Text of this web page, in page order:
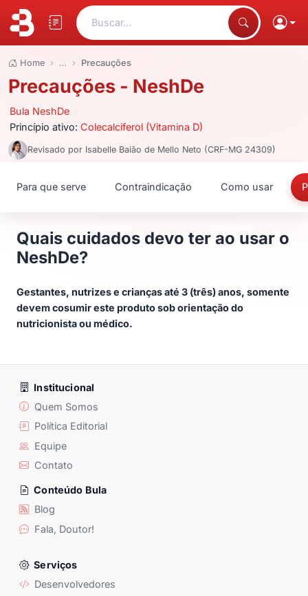
Buscar...
Home … Precauções
Precauções - NeshDe
Bula NeshDe
Princípio ativo: Colecalciferol (Vitamina D)
Revisado por Isabelle Baião de Mello Neto (CRF-MG 24309)
Para que serve Contraindicação Como usar
Quais cuidados devo ter ao usar o
NeshDe?
Gestantes, nutrizes e crianças até 3 (três) anos, somente
devem cosumir este produto sob orientação do
nutricionista ou médico.
Institucional
Quem Somos
Política Editorial
Equipe
Contato
Conteúdo Bula
Blog
Fala, Doutor!
Serviços
Desenvolvedores